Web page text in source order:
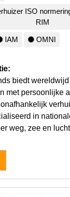
ISO
RIM
IAM OMNI
biedt
met persoonlijke
in
weg, zee en